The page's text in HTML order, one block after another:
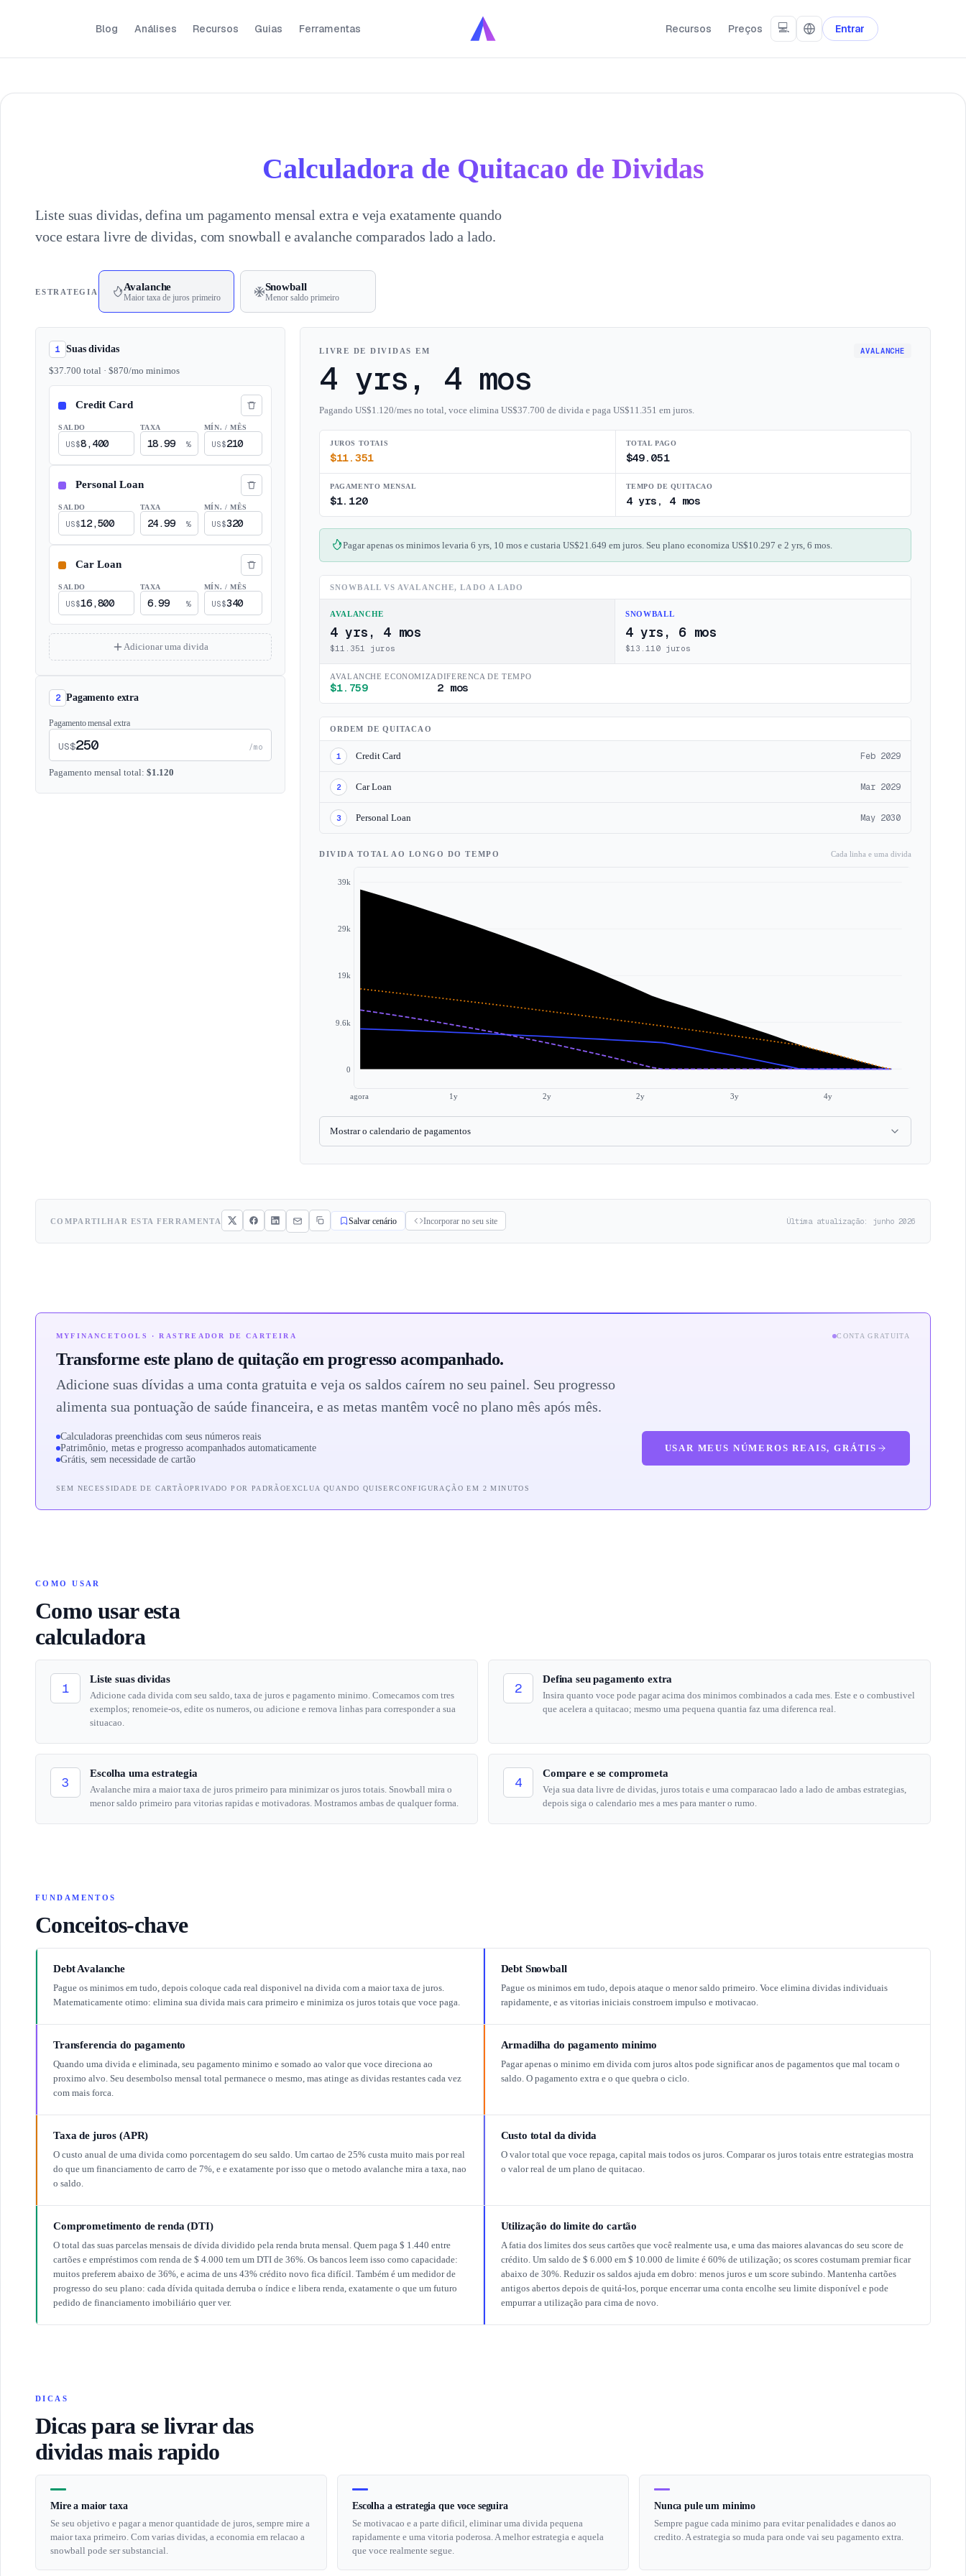
Blog Análises Recursos Guias Ferramentas Recursos Preços 💻 Entrar
Calculadora de Quitacao de Dividas
Liste suas dividas, defina um pagamento mensal extra e veja exatamente quando
voce estara livre de dividas, com snowball e avalanche comparados lado a lado.
ESTRATEGIA Avalanche
Maior taxa de juros primeiro
Snowball
Menor saldo primeiro
1 Suas dividas
$37.700 total · $870/mo minimos
SALDO
US$
TAXA
%
MÍN. / MÊS
US$
SALDO
US$
TAXA
%
MÍN. / MÊS
US$
SALDO
US$
TAXA
%
MÍN. / MÊS
US$
Adicionar uma divida
2 Pagamento extra
Pagamento mensal extra
US$ /mo
Pagamento mensal total: $1.120
LIVRE DE DIVIDAS EM AVALANCHE
4 yrs, 4 mos
Pagando US$1.120/mes no total, voce elimina US$37.700 de divida e paga US$11.351 em juros.
JUROS TOTAIS
$11.351
TOTAL PAGO
$49.051
PAGAMENTO MENSAL
$1.120
TEMPO DE QUITACAO
4 yrs, 4 mos
Pagar apenas os minimos levaria 6 yrs, 10 mos e custaria US$21.649 em juros. Seu plano economiza US$10.297 e 2 yrs, 6 mos.
SNOWBALL VS AVALANCHE, LADO A LADO
AVALANCHE
4 yrs, 4 mos
$11.351 juros
SNOWBALL
4 yrs, 6 mos
$13.110 juros
AVALANCHE ECONOMIZA
$1.759
DIFERENCA DE TEMPO
2 mos
ORDEM DE QUITACAO
1 Credit Card Feb 2029
2 Car Loan Mar 2029
3 Personal Loan May 2030
DIVIDA TOTAL AO LONGO DO TEMPO Cada linha e uma divida
39k
29k
19k
9.6k
0
agora 1y 2y 2y 3y 4y
Mostrar o calendario de pagamentos
COMPARTILHAR ESTA FERRAMENTA Salvar cenário Incorporar no seu site Última atualização: junho 2026
MYFINANCETOOLS · RASTREADOR DE CARTEIRA CONTA GRATUITA
Transforme este plano de quitação em progresso acompanhado.
Adicione suas dívidas a uma conta gratuita e veja os saldos caírem no seu painel. Seu progresso
alimenta sua pontuação de saúde financeira, e as metas mantêm você no plano mês após mês.
Calculadoras preenchidas com seus números reais
Patrimônio, metas e progresso acompanhados automaticamente
Grátis, sem necessidade de cartão
USAR MEUS NÚMEROS REAIS, GRÁTIS
SEM NECESSIDADE DE CARTÃOPRIVADO POR PADRÃOEXCLUA QUANDO QUISERCONFIGURAÇÃO EM 2 MINUTOS
COMO USAR
Como usar esta
calculadora
1
Liste suas dividas
Adicione cada divida com seu saldo, taxa de juros e pagamento minimo. Comecamos com tres
exemplos; renomeie-os, edite os numeros, ou adicione e remova linhas para corresponder a sua
situacao.
2
Defina seu pagamento extra
Insira quanto voce pode pagar acima dos minimos combinados a cada mes. Este e o combustivel
que acelera a quitacao; mesmo uma pequena quantia faz uma diferenca real.
3
Escolha uma estrategia
Avalanche mira a maior taxa de juros primeiro para minimizar os juros totais. Snowball mira o
menor saldo primeiro para vitorias rapidas e motivadoras. Mostramos ambas de qualquer forma.
4
Compare e se comprometa
Veja sua data livre de dividas, juros totais e uma comparacao lado a lado de ambas estrategias,
depois siga o calendario mes a mes para manter o rumo.
FUNDAMENTOS
Conceitos-chave
Debt Avalanche
Pague os minimos em tudo, depois coloque cada real disponivel na divida com a maior taxa de juros.
Matematicamente otimo: elimina sua divida mais cara primeiro e minimiza os juros totais que voce paga.
Debt Snowball
Pague os minimos em tudo, depois ataque o menor saldo primeiro. Voce elimina dividas individuais
rapidamente, e as vitorias iniciais constroem impulso e motivacao.
Transferencia do pagamento
Quando uma divida e eliminada, seu pagamento minimo e somado ao valor que voce direciona ao
proximo alvo. Seu desembolso mensal total permanece o mesmo, mas atinge as dividas restantes cada vez
com mais forca.
Armadilha do pagamento minimo
Pagar apenas o minimo em divida com juros altos pode significar anos de pagamentos que mal tocam o
saldo. O pagamento extra e o que quebra o ciclo.
Taxa de juros (APR)
O custo anual de uma divida como porcentagem do seu saldo. Um cartao de 25% custa muito mais por real
do que um financiamento de carro de 7%, e e exatamente por isso que o metodo avalanche mira a taxa, nao
o saldo.
Custo total da divida
O valor total que voce repaga, capital mais todos os juros. Comparar os juros totais entre estrategias mostra
o valor real de um plano de quitacao.
Comprometimento de renda (DTI)
O total das suas parcelas mensais de dívida dividido pela renda bruta mensal. Quem paga $ 1.440 entre
cartões e empréstimos com renda de $ 4.000 tem um DTI de 36%. Os bancos leem isso como capacidade:
muitos preferem abaixo de 36%, e acima de uns 43% crédito novo fica difícil. Também é um medidor de
progresso do seu plano: cada dívida quitada derruba o índice e libera renda, exatamente o que um futuro
pedido de financiamento imobiliário quer ver.
Utilização do limite do cartão
A fatia dos limites dos seus cartões que você realmente usa, e uma das maiores alavancas do seu score de
crédito. Um saldo de $ 6.000 em $ 10.000 de limite é 60% de utilização; os scores costumam premiar ficar
abaixo de 30%. Reduzir os saldos ajuda em dobro: menos juros e um score subindo. Mantenha cartões
antigos abertos depois de quitá-los, porque encerrar uma conta encolhe seu limite disponível e pode
empurrar a utilização para cima de novo.
DICAS
Dicas para se livrar das
dividas mais rapido
Mire a maior taxa
Se seu objetivo e pagar a menor quantidade de juros, sempre mire a
maior taxa primeiro. Com varias dividas, a economia em relacao a
snowball pode ser substancial.
Escolha a estrategia que voce seguira
Se motivacao e a parte dificil, eliminar uma divida pequena
rapidamente e uma vitoria poderosa. A melhor estrategia e aquela
que voce realmente segue.
Nunca pule um minimo
Sempre pague cada minimo para evitar penalidades e danos ao
credito. A estrategia so muda para onde vai seu pagamento extra.